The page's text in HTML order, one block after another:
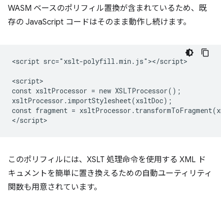
WASM ベースのポリフィル置換が含まれているため、既
存の JavaScript コードはそのまま動作し続けます。
<script src="xslt-polyfill.min.js"></script>
<script>
const xsltProcessor = new XSLTProcessor();
xsltProcessor.importStylesheet(xsltDoc);
const fragment =
このポリフィルには、XSLT 処理命令を使用する XML ド
キュメントを簡単に置き換えるための自動ユーティリティ
関数も用意されています。